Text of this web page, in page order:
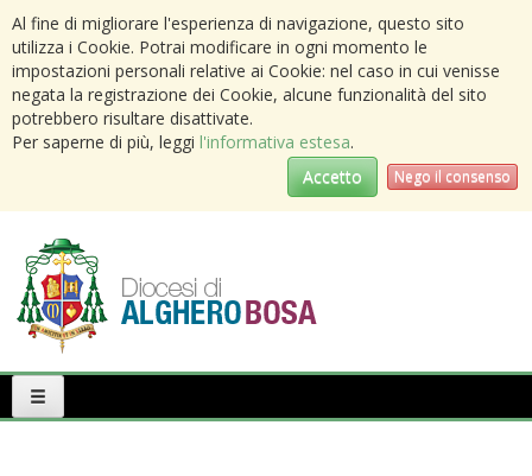
Al fine di migliorare l'esperienza di navigazione, questo sito
utilizza i Cookie. Potrai modificare in ogni momento le
impostazioni personali relative ai Cookie: nel caso in cui venisse
negata la registrazione dei Cookie, alcune funzionalità del sito
potrebbero risultare disattivate.
Per saperne di più, leggi l'informativa estesa.
Accetto
Nego il consenso
Menu